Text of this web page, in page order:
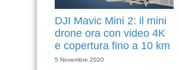
DJI Mavic Mini 2: il mini
drone ora con video 4K
e copertura fino a 10 km
5 Novembre 2020